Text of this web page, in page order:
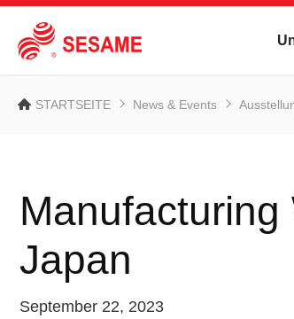
STARTSEITE News & Events
Manufacturing
Japan
September 22, 2023